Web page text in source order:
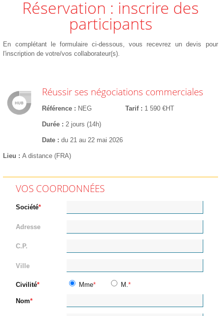
Réservation : inscrire des
participants
En complétant le formulaire ci-dessous, vous recevrez un devis pour
l'inscription de votre/vos collaborateur(s).
Réussir ses négociations commerciales
Référence NEG Tarif 1 590 €HT
Durée 2 jours (14h)
Date du 21 au 22 mai 2026
Lieu A distance (FRA)
VOS COORDONNÉES
Société
Adresse
C.P.
Ville
Civilité Mme M.
Nom